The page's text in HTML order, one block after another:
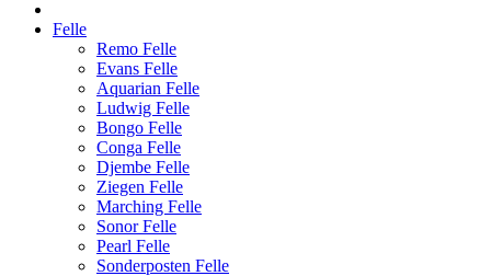
Felle
Remo Felle
Evans Felle
Aquarian Felle
Ludwig Felle
Bongo Felle
Conga Felle
Djembe Felle
Ziegen Felle
Marching Felle
Sonor Felle
Pearl Felle
Sonderposten Felle